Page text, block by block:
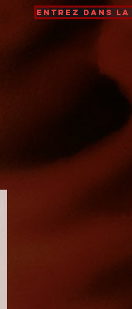
Entrez dans la